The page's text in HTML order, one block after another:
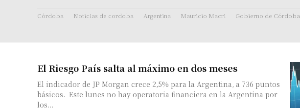
Córdoba Noticias de cordoba Argentina Mauricio Macri Gobierno de Córdoba
El Riesgo País salta al máximo en dos meses
El indicador de JP Morgan crece 2,5% para la Argentina, a 736 puntos
básicos. Este lunes no hay operatoria financiera en la Argentina por
los...